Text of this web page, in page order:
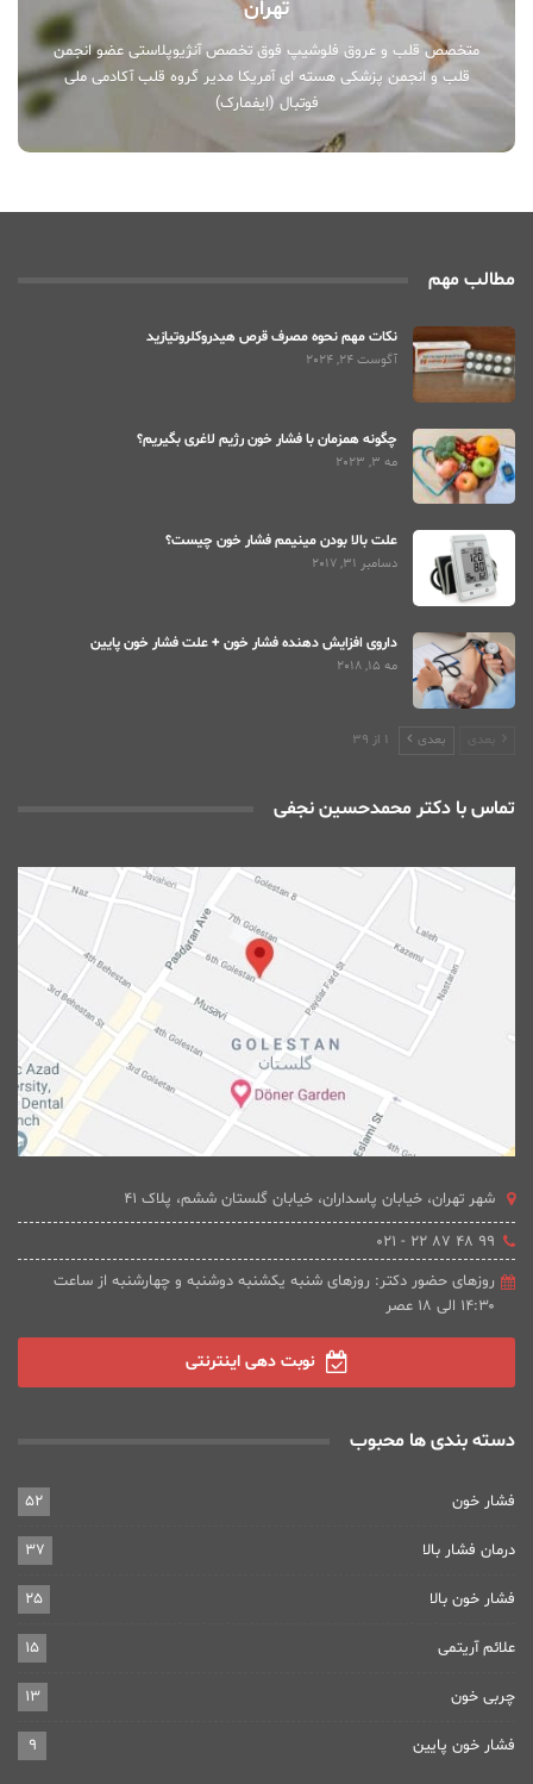
تهران
متخصص قلب و عروق فلوشیپ فوق تخصص آنژیوپلاستی عضو انجمن
قلب و انجمن پزشکی هسته ای آمریکا مدیر گروه قلب آکادمی ملی
فوتبال (ایفمارک)
مطالب مهم
نکات مهم نحوه مصرف قرص هیدروکلروتیازید
آگوست 24, 2024
چگونه همزمان با فشار خون رژیم لاغری بگیریم؟
مه 3, 2023
علت بالا بودن مینیمم فشار خون چیست؟
دسامبر 31, 2017
داروی افزایش دهنده فشار خون + علت فشار خون پایین
مه 15, 2018
بعدی بعدی 1 از 39
تماس با دکتر محمدحسین نجفی
شهر تهران، خیابان پاسداران، خیابان گلستان ششم، پلاک 41
۹۹ ۴۸ ۸۷ ۲۲ - ۰۲۱
روزهای حضور دکتر: روزهای شنبه یکشنبه دوشنبه و چهارشنبه از ساعت
۱۴:۳۰ الی ۱۸ عصر
نوبت دهی اینترنتی
دسته بندی ها محبوب
فشار خون 52
درمان فشار بالا 37
فشار خون بالا 25
علائم آریتمی 15
چربی خون 13
فشار خون پایین 9